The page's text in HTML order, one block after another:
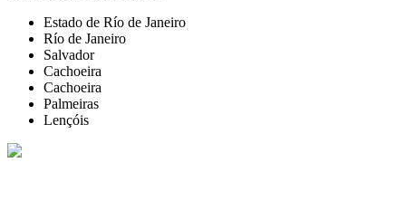
Estado de Río de Janeiro
Río de Janeiro
Salvador
Cachoeira
Cachoeira
Palmeiras
Lençóis